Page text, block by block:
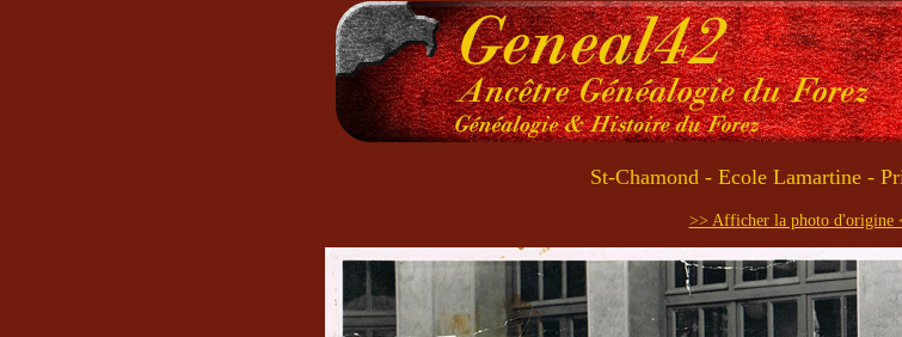
St-Chamond - Ecole Lamartine -
>> Afficher la photo d'origine